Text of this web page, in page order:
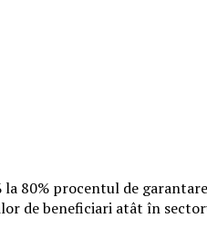
la 80% procentul de
de beneficiari atât în